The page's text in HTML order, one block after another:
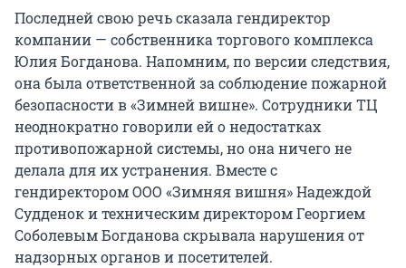
Последней свою речь сказала гендиректор
компании — собственника торгового комплекса
Юлия Богданова. Напомним, по версии следствия,
она была ответственной за соблюдение пожарной
безопасности в «Зимней вишне». Сотрудники ТЦ
неоднократно говорили ей о недостатках
противопожарной системы, но она ничего не
делала для их устранения. Вместе с
гендиректором ООО «Зимняя вишня» Надеждой
Судденок и техническим директором Георгием
Соболевым Богданова скрывала нарушения от
надзорных органов и посетителей.